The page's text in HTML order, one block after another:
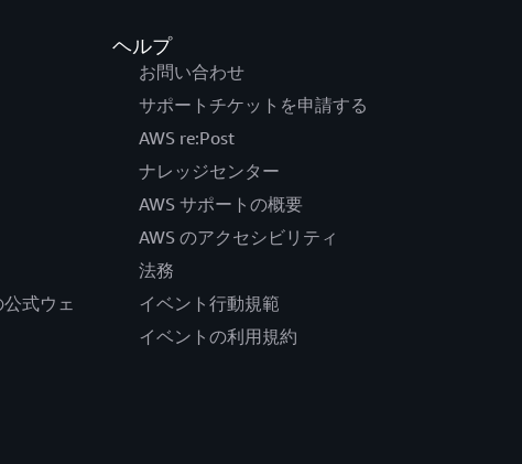
式ウェ
ヘルプ
お問い合わせ
サポートチケットを申請する
AWS re:Post
ナレッジセンター
AWS サポートの概要
AWS のアクセシビリティ
法務
イベント行動規範
イベントの利用規約